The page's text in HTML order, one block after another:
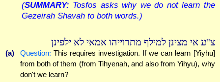
(SUMMARY: Tosfos asks why we do not learn the
Gezeirah Shavah to both words.)
צ''ע אי מצינן למילף מתרוייהו אמאי לא ילפינן
(a) Question: This requires investigation. If we can learn [Yiyhu]
from both of them (from Tihyenah, and also from Yihyu), why
don't we learn?